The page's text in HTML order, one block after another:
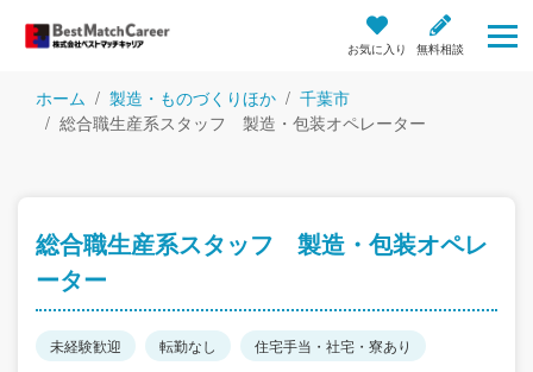
お気に入り 無料相談
ホーム 製造・ものづくりほか
千葉市
総合職生産系スタッフ 製造・包装オペレーター
総合職生産系スタッフ 製造・包装オペレ
ーター
未経験歓迎 転勤なし 住宅手当・社宅・寮あり